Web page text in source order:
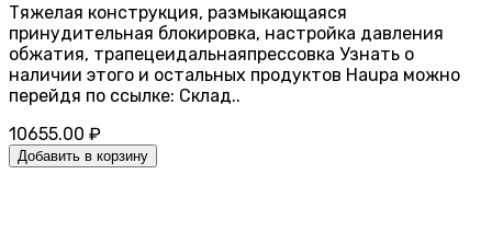
Тяжелая конструкция, размыкающаяся
принудительная блокировка, настройка давления
обжатия, трапецеидальнаяпрессовка Узнать о
наличии этого и остальных продуктов Haupa можно
перейдя по ссылке: Склад..
10655.00 ₽
Добавить в корзину